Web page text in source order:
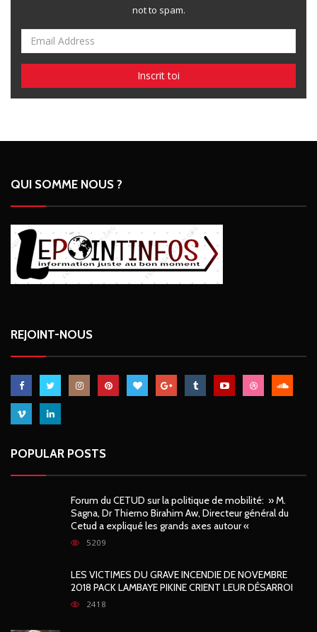
not to spam.
QUI SOMME NOUS ?
REJOINT-NOUS
POPULAR POSTS
Forum du CETUD sur la politique de mobilité: » M.
Sagna, Dr Thierno Birahim Aw, Directeur général du
Cetud a expliqué les grands axes autour «
5209
LES VICTIMES DU GRAVE INCENDIE DE NOVEMBRE
2018 PACK LAMBAYE PIKINE CRIENT LEUR DÉSARROI
2418